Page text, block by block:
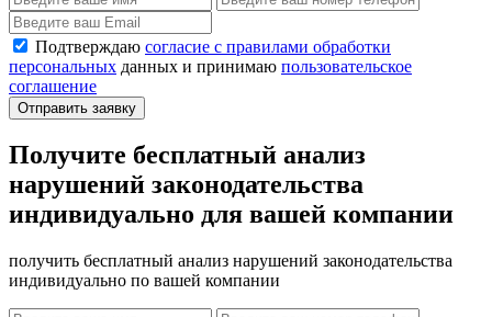
Подтверждаю согласие с правилами обработки
персональных данных и принимаю пользовательское
соглашение
Отправить заявку
Получите бесплатный анализ
нарушений законодательства
индивидуально для вашей компании
получить бесплатный анализ нарушений законодательства
индивидуально по вашей компании